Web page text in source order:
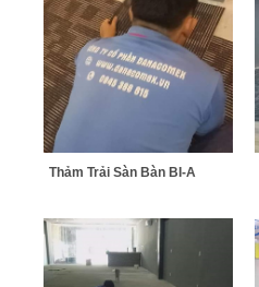
Thảm Trải Sàn Bàn BI-A